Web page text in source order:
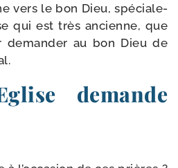
vers le bon Dieu, spé­cia­le­
qui est très ancienne, que
deman­der au bon Dieu de
demande